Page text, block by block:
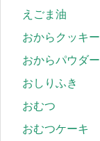
えごま油
おからクッキー
おからパウダー
おしりふき
おむつ
おむつケーキ